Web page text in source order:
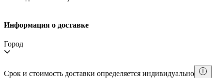
Информация о доставке
Город
Срок и стоимость доставки определяется индивидуально